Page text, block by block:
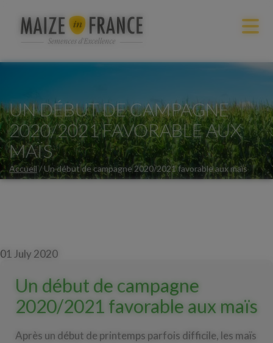
UN DÉBUT DE CAMPAGNE
2020/2021 FAVORABLE AUX
MAÏS
Accueil/Un début de campagne 2020/2021 favorable aux maïs
01 July 2020
Un début de campagne
2020/2021 favorable aux maïs
Après un début de printemps parfois difficile, les maïs